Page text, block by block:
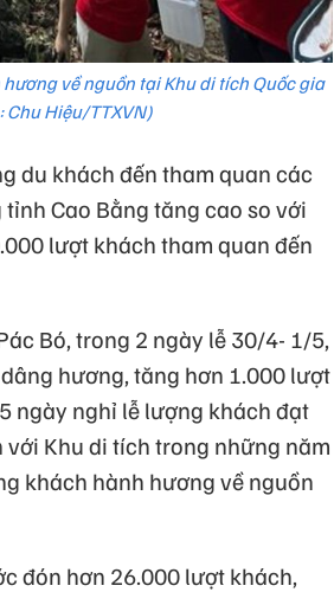
về nguồn tại Khu di tích Quốc gia
Chu Hiệu/TTXVN)
du khách đến tham quan các
Cao Bằng tăng cao so với
lượt khách tham quan đến
Bó, trong 2 ngày lễ 30/4- 1/5,
hương, tăng hơn 1.000 lượt
ngày nghỉ lễ lượng khách đạt
Khu di tích trong những năm
khách hành hương về nguồn
đón hơn 26.000 lượt khách,